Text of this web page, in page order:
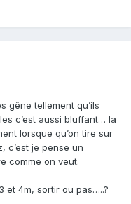
gêne tellement qu’ils
c’est aussi bluffant… la
lorsque qu’on tire sur
c’est je pense un
comme on veut.
et 4m, sortir ou pas…..?